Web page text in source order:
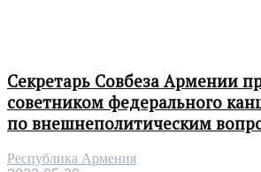
Секретарь Совбеза Армении
советником федерального
по внешнеполитическим
Республика Армения